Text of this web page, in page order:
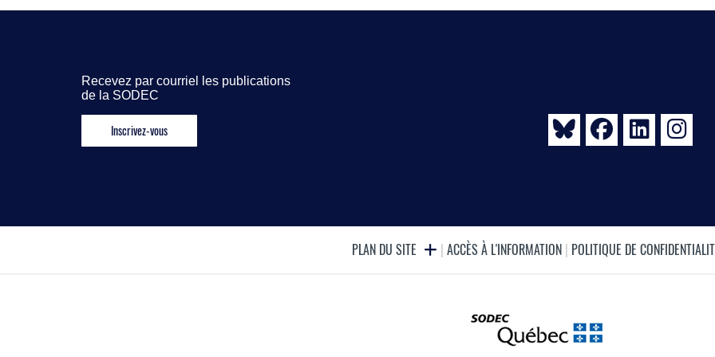
Recevez par courriel les publications
de la SODEC
PLAN DU SITE | ACCÈS À L'INFORMATION | POLITIQUE DE